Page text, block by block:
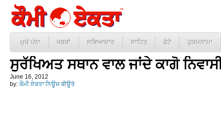
ਮੁਖੱ ਪੰਨਾ ਖ਼ਬਰਾਂ ਸਭਿਆਚਾਰ ਸਾਹਿਤ ਫੋਟੋ ਹੁਕਮਨਾਮਾ
ਸੁਰੱਖਿਅਤ ਸਥਾਨ ਵਾਲ ਜਾਂਦੇ ਕਾਗੋ
June 16, 2012
by: ਕੌਮੀ ਏਕਤਾ ਨਿਊਜ਼ ਬੀਊਰੋ